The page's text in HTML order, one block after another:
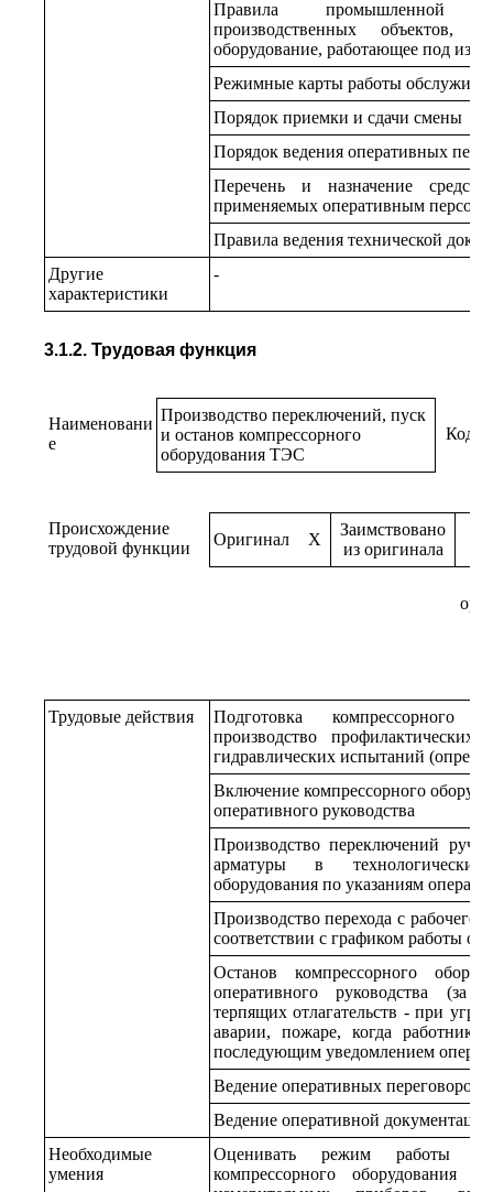
Правила промышленной
производственных объектов,
оборудование, работающее под
Режимные карты работы
Порядок приемки и сдачи смены
Порядок ведения оперативных
Перечень и назначение
применяемых оперативным
Правила ведения технической
Другие
характеристики
-
3.1.2. Трудовая функция
Наименовани
е
Производство переключений, пуск
и останов компрессорного
оборудования ТЭС
Код
Происхождение
трудовой функции
Оригинал X
Заимствовано
из оригинала
Трудовые действия
Подготовка компрессорного
производство
гидравлических испытаний
Включение компрессорного
оперативного руководства
Производство переключений
арматуры в
оборудования по указаниям
Производство перехода с рабочего
соответствии с графиком работы
Останов компрессорного
оперативного руководства (за
терпящих отлагательств - при
аварии, пожаре, когда работник
последующим уведомлением
Ведение оперативных переговоров
Ведение оперативной документации
Необходимые
умения
Оценивать режим работы и
компрессорного оборудования